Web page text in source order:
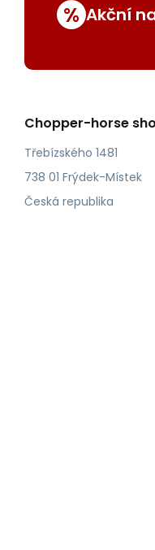
% Akční
Chopper-horse
Třebízského 1481
738 01 Frýdek-Místek
Česká republika